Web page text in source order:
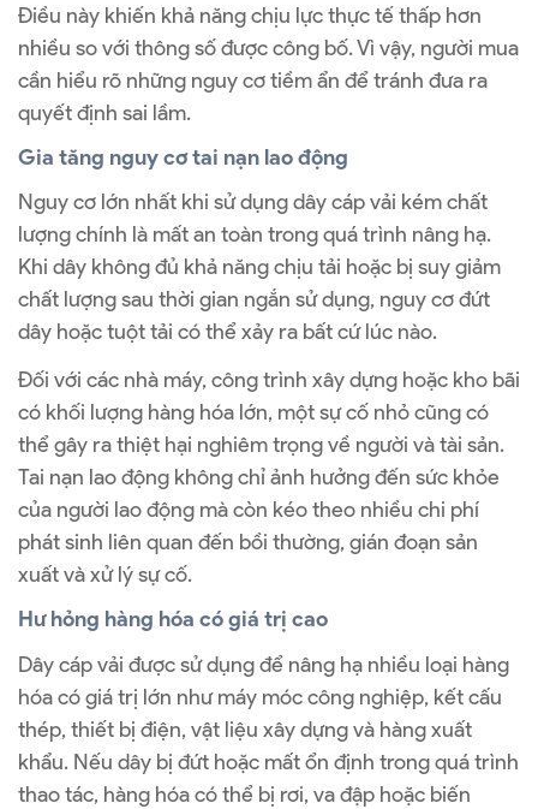
Điều này khiến khả năng chịu lực thực tế thấp hơn
nhiều so với thông số được công bố. Vì vậy, người mua
cần hiểu rõ những nguy cơ tiềm ẩn để tránh đưa ra
quyết định sai lầm.
Gia tăng nguy cơ tai nạn lao động
Nguy cơ lớn nhất khi sử dụng dây cáp vải kém chất
lượng chính là mất an toàn trong quá trình nâng hạ.
Khi dây không đủ khả năng chịu tải hoặc bị suy giảm
chất lượng sau thời gian ngắn sử dụng, nguy cơ đứt
dây hoặc tuột tải có thể xảy ra bất cứ lúc nào.
Đối với các nhà máy, công trình xây dựng hoặc kho bãi
có khối lượng hàng hóa lớn, một sự cố nhỏ cũng có
thể gây ra thiệt hại nghiêm trọng về người và tài sản.
Tai nạn lao động không chỉ ảnh hưởng đến sức khỏe
của người lao động mà còn kéo theo nhiều chi phí
phát sinh liên quan đến bồi thường, gián đoạn sản
xuất và xử lý sự cố.
Hư hỏng hàng hóa có giá trị cao
Dây cáp vải được sử dụng để nâng hạ nhiều loại hàng
hóa có giá trị lớn như máy móc công nghiệp, kết cấu
thép, thiết bị điện, vật liệu xây dựng và hàng xuất
khẩu. Nếu dây bị đứt hoặc mất ổn định trong quá trình
thao tác, hàng hóa có thể bị rơi, va đập hoặc biến